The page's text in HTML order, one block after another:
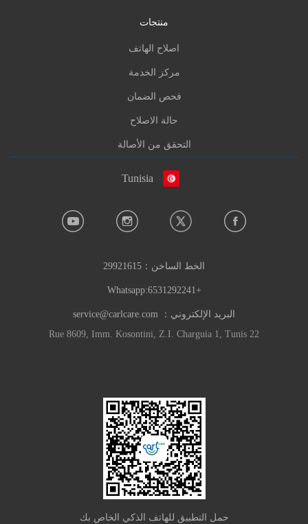
منتجات
اصلاح الهاتف
مركز الخدمة
فحص الضمان
حالة الاصلاح
التحقق من الأصالة
Tunisia
الخط الساخن： 29921615
+6531292241:Whatsapp
البريد الإلكتروني： service@carlcare.com
22 Rue 8609, Imm. Kosontini, Z.I. Charguia 1, Tunis
حمل التطبيق للهاتف الذكي الخاص بك